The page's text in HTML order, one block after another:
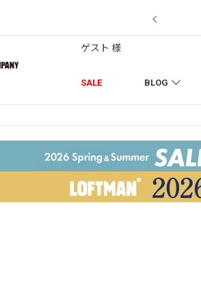
SALE BLOG
ゲスト 様